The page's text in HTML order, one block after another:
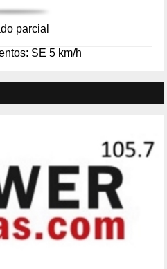
parcial
SE 5 km/h